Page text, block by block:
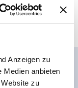
Anzeigen zu
Medien anbieten
zu